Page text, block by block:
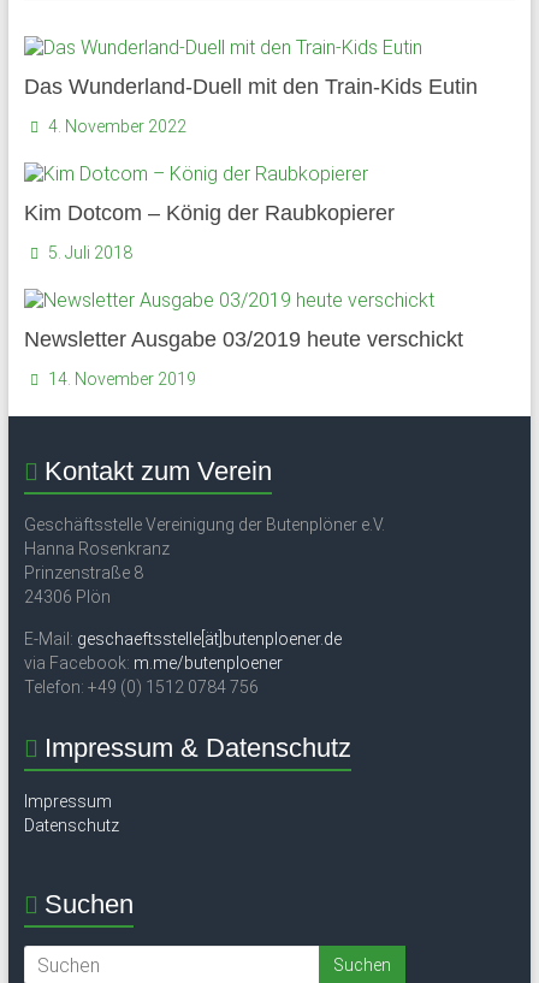
Schloss
sowie
des
früheren
Internats.
Das Wunderland-Duell mit den Train-Kids Eutin
4. November 2022
Kim Dotcom – König der Raubkopierer
5. Juli 2018
Newsletter Ausgabe 03/2019 heute verschickt
14. November 2019
Kontakt zum Verein
Geschäftsstelle Vereinigung der Butenplöner e.V.
Hanna Rosenkranz
Prinzenstraße 8
24306 Plön
E-Mail: geschaeftsstelle[ät]butenploener.de
via Facebook: m.me/butenploener
Telefon: +49 (0) 1512 0784 756
Impressum & Datenschutz
Impressum
Datenschutz
Suchen